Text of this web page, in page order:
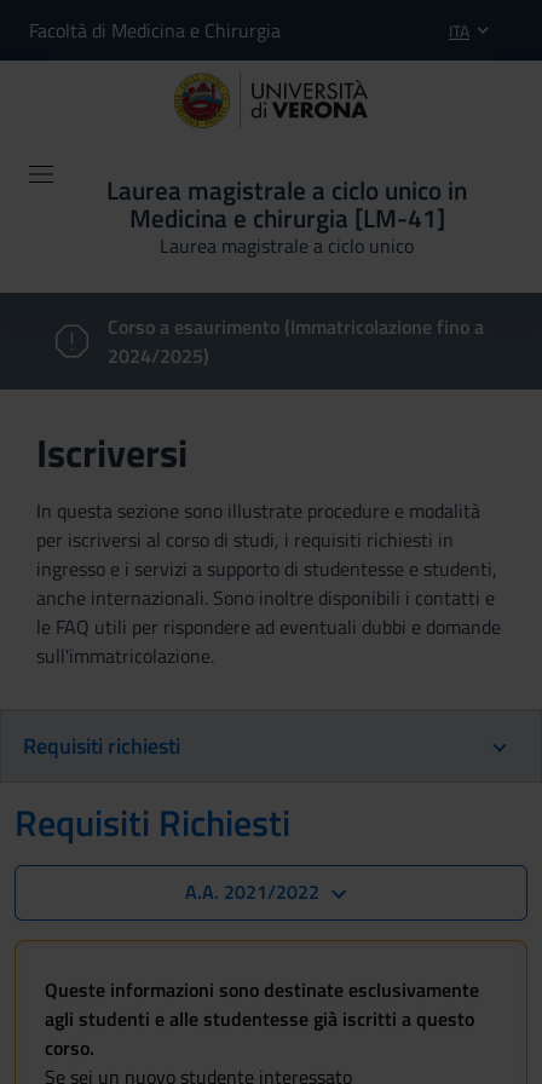
Facoltà di Medicina e Chirurgia ITA
Laurea magistrale a ciclo unico in
Medicina e chirurgia [LM-41]
Laurea magistrale a ciclo unico
Corso a esaurimento (Immatricolazione fino a
2024/2025)
Iscriversi
In questa sezione sono illustrate procedure e modalità
per iscriversi al corso di studi, i requisiti richiesti in
ingresso e i servizi a supporto di studentesse e studenti,
anche internazionali. Sono inoltre disponibili i contatti e
le FAQ utili per rispondere ad eventuali dubbi e domande
sull'immatricolazione.
Requisiti richiesti
Requisiti Richiesti
A.A. 2021/2022
Queste informazioni sono destinate esclusivamente
agli studenti e alle studentesse già iscritti a questo
corso.
Se sei un nuovo studente interessato